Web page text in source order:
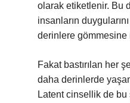
olarak etiketlenir. Bu
insanların
derinlere gömmesine
Fakat bastırılan her
daha derinlerde
Latent cinsellik de